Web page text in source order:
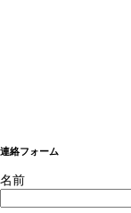
連絡フォーム
名前